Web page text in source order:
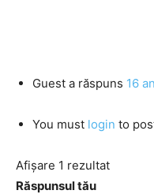
Guest a răspuns 16
You must login to
Afișare 1 rezultat
Răspunsul tău